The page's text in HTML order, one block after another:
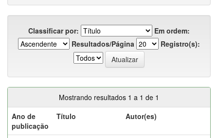
Classificar por:
Em ordem:
Resultados/Página
Registro(s):
Mostrando resultados 1 a 1 de 1
Ano de
publicação
Título Autor(es)